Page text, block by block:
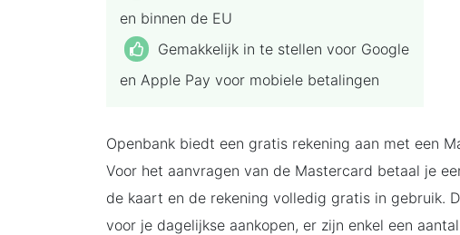
en binnen de EU
Gemakkelijk in te stellen voor Google
en Apple Pay voor mobiele betalingen
Openbank biedt een gratis rekening aan met een
Voor het aanvragen van de Mastercard betaal je
de kaart en de rekening volledig gratis in gebruik.
voor je dagelijkse aankopen, er zijn enkel een